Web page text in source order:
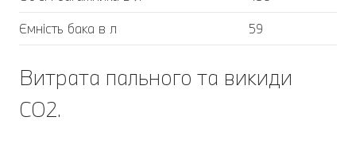
Ємність бака в л
59
Витрата пального та викиди
CO2.